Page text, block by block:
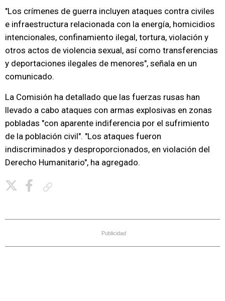
"Los crímenes de guerra incluyen ataques contra civiles
e infraestructura relacionada con la energía, homicidios
intencionales, confinamiento ilegal, tortura, violación y
otros actos de violencia sexual, así como transferencias
y deportaciones ilegales de menores", señala en un
comunicado.
La Comisión ha detallado que las fuerzas rusas han
llevado a cabo ataques con armas explosivas en zonas
pobladas "con aparente indiferencia por el sufrimiento
de la población civil". "Los ataques fueron
indiscriminados y desproporcionados, en violación del
Derecho Humanitario", ha agregado.
Publicidad